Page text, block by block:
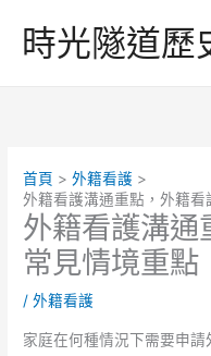
時光隧道歷
首頁
外籍看護
外籍看護溝通重點，外籍看
外籍看護溝通
常見情境重點
/外籍看護
家庭在何種情況下需要申請